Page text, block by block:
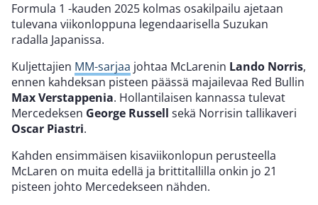
Formula 1 -kauden 2025 kolmas osakilpailu ajetaan
tulevana viikonloppuna legendaarisella Suzukan
radalla Japanissa.
Kuljettajien MM-sarjaa johtaa McLarenin Lando Norris,
ennen kahdeksan pisteen päässä majailevaa Red Bullin
Max Verstappenia. Hollantilaisen kannassa tulevat
Mercedeksen George Russell sekä Norrisin tallikaveri
Oscar Piastri.
Kahden ensimmäisen kisaviikonlopun perusteella
McLaren on muita edellä ja brittitallilla onkin jo 21
pisteen johto Mercedekseen nähden.